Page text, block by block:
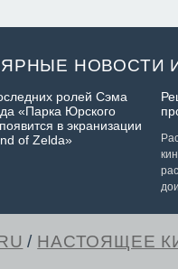
НОВОСТИ
ролей Сэма
«Парка Юрского
в экранизации
of Zelda»
/ НАСТОЯЩЕЕ